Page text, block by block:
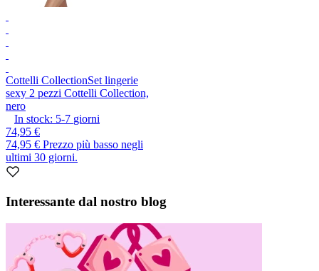
Cottelli CollectionSet lingerie
sexy 2 pezzi Cottelli Collection,
nero
In stock: 5-7 giorni
74,95 €
74,95 € Prezzo più basso negli
ultimi 30 giorni.
Interessante dal nostro blog